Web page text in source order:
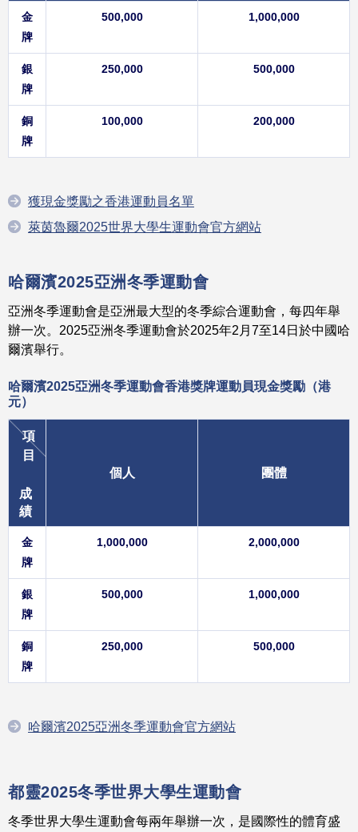
金
牌
500,000 1,000,000
銀
牌
250,000 500,000
銅
牌
100,000 200,000
獲現金獎勵之香港運動員名單
萊茵魯爾2025世界大學生運動會官方網站
哈爾濱2025亞洲冬季運動會
亞洲冬季運動會是亞洲最大型的冬季綜合運動會，每四年舉
辦一次。2025亞洲冬季運動會於2025年2月7至14日於中國哈
爾濱舉行。
哈爾濱2025亞洲冬季運動會香港獎牌運動員現金獎勵 （港
元）
項
目
成
績
個人 團體
金
牌
1,000,000 2,000,000
銀
牌
500,000 1,000,000
銅
牌
250,000 500,000
哈爾濱2025亞洲冬季運動會官方網站
都靈2025冬季世界大學生運動會
冬季世界大學生運動會每兩年舉辦一次，是國際性的體育盛